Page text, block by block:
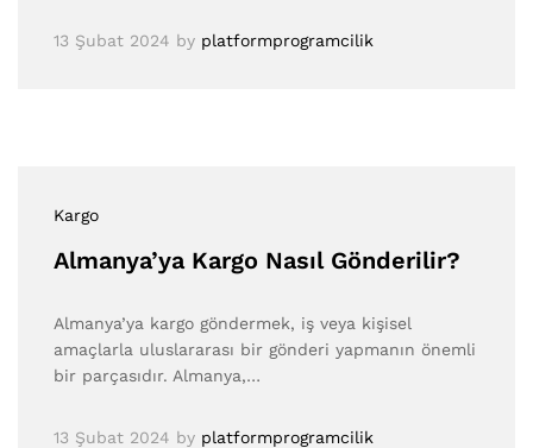
13 Şubat 2024 by platformprogramcilik
Kargo
Almanya’ya Kargo Nasıl Gönderilir?
Almanya’ya kargo göndermek, iş veya kişisel
amaçlarla uluslararası bir gönderi yapmanın önemli
bir parçasıdır. Almanya,…
13 Şubat 2024 by platformprogramcilik